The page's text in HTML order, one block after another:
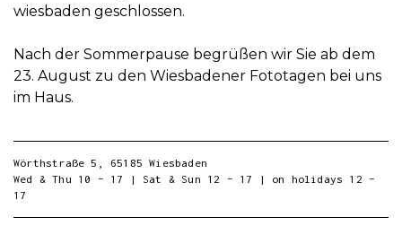
wiesbaden geschlossen.
Nach der Sommerpause begrüßen wir Sie ab dem
23. August zu den Wiesbadener Fototagen bei uns
im Haus.
Wörthstraße 5, 65185 Wiesbaden
Wed & Thu 10 – 17 | Sat & Sun 12 – 17 | on holidays 12 –
17